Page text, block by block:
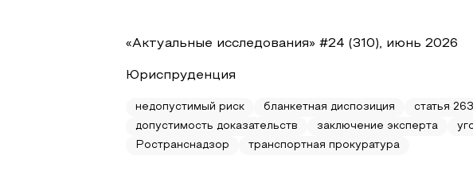
«Актуальные исследования» #24 (310), июнь 2026
Юриспруденция
недопустимый риск бланкетная диспозиция статья
допустимость доказательств
заключение эксперта
Ространснадзор
транспортная прокуратура